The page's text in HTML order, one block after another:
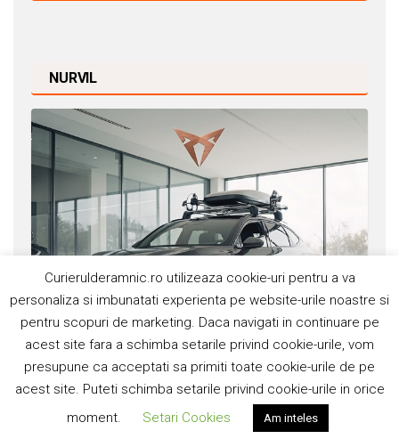
NURVIL
Curierulderamnic.ro utilizeaza cookie-uri pentru a va
personaliza si imbunatati experienta pe website-urile noastre si
pentru scopuri de marketing. Daca navigati in continuare pe
acest site fara a schimba setarile privind cookie-urile, vom
presupune ca acceptati sa primiti toate cookie-urile de pe
acest site. Puteti schimba setarile privind cookie-urile in orice
moment.
Setari Cookies Am inteles